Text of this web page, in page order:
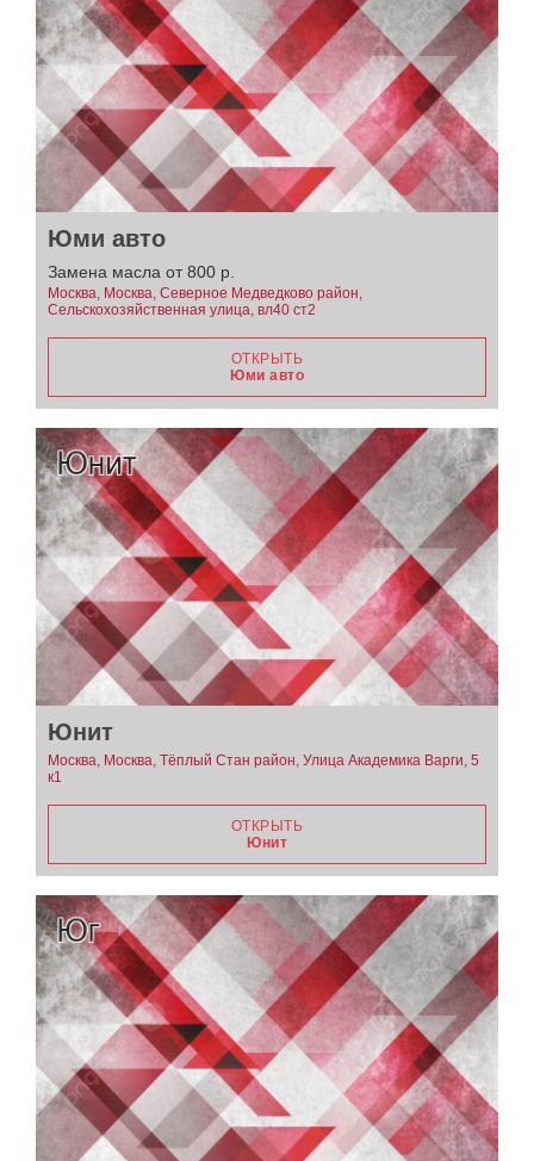
Юми авто
Замена масла от 800 р.
Москва, Москва, Северное Медведково район,
Сельскохозяйственная улица, вл40 ст2
ОТКРЫТЬ
Юми авто
Юнит
Москва, Москва, Тёплый Стан район, Улица Академика Варги, 5
к1
ОТКРЫТЬ
Юнит